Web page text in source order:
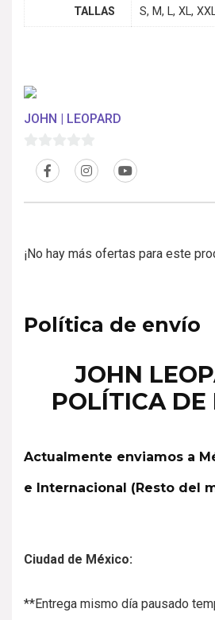
TALLAS S, M, L, XL,
JOHN | LEOPARD
¡No hay más ofertas para este
Política de envío
JOHN
POLÍTICA DE
Actualmente enviamos a
e Internacional (Resto del
Ciudad de México:
**Entrega mismo día pausado